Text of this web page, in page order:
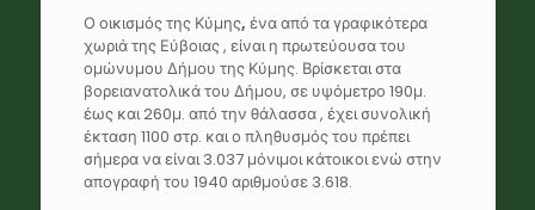
Ο οικισμός της Κύμης, ένα από τα γραφικότερα
χωριά της Εύβοιας , είναι η πρωτεύουσα του
ομώνυμου Δήμου της Κύμης. Βρίσκεται στα
βορειανατολικά του Δήμου, σε υψόμετρο 190μ.
έως και 260μ. από την θάλασσα , έχει συνολική
έκταση 1100 στρ. και ο πληθυσμός του πρέπει
σήμερα να είναι 3.037 μόνιμοι κάτοικοι ενώ στην
απογραφή του 1940 αριθμούσε 3.618.